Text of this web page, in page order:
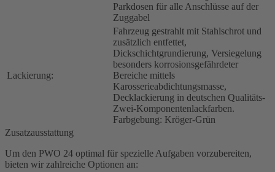
Parkdosen für alle Anschlüsse auf der
Zuggabel
Lackierung:
Fahrzeug gestrahlt mit Stahlschrot und
zusätzlich entfettet,
Dickschichtgrundierung, Versiegelung
besonders korrosionsgefährdeter
Bereiche mittels
Karosserieabdichtungsmasse,
Decklackierung in deutschen Qualitäts-
Zwei-Komponentenlackfarben.
Farbgebung: Kröger-Grün
Zusatzausstattung
Um den PWO 24 optimal für spezielle Aufgaben vorzubereiten,
bieten wir zahlreiche Optionen an: